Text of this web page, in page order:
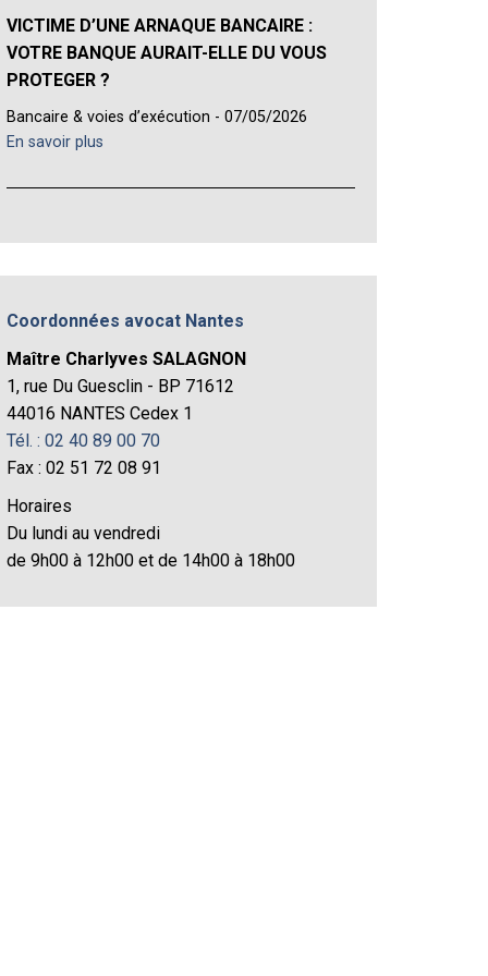
VICTIME D’UNE ARNAQUE BANCAIRE :
VOTRE BANQUE AURAIT-ELLE DU VOUS
PROTEGER ?
Bancaire & voies d’exécution - 07/05/2026
En savoir plus
Coordonnées avocat Nantes
Maître Charlyves SALAGNON
1, rue Du Guesclin - BP 71612
44016 NANTES Cedex 1
Tél. : 02 40 89 00 70
Fax : 02 51 72 08 91
Horaires
Du lundi au vendredi
de 9h00 à 12h00 et de 14h00 à 18h00